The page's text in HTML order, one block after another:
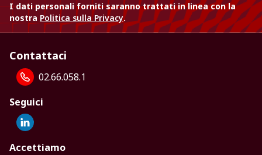
I dati personali forniti saranno trattati in linea con la
nostra Politica sulla Privacy.
Contattaci
02.66.058.1
Seguici
Accettiamo